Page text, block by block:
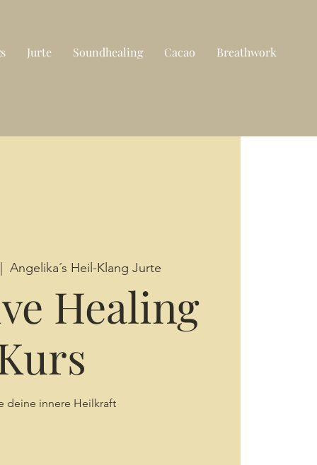
Jurte Soundhealing Cacao Breathwork
Angelika´s Heil-Klang Jurte
Healing
deine innere Heilkraft